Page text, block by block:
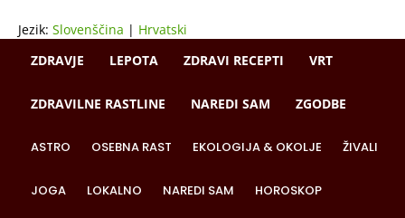
Jezik: Slovenščina | Hrvatski
ZDRAVJE
LEPOTA ZDRAVI RECEPTI VRT
ZDRAVILNE RASTLINE NAREDI SAM ZGODBE
ASTRO OSEBNA RAST EKOLOGIJA & OKOLJE ŽIVALI
JOGA LOKALNO NAREDI SAM HOROSKOP